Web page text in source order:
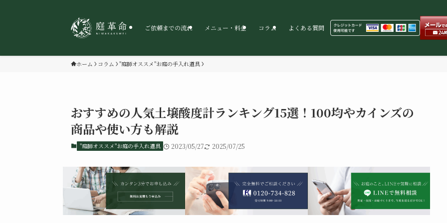
ご依頼までの流れ メニュー・料金 コラム よくある質問
ホーム コラム "庭師オススメ"お庭の手入れ道具
おすすめの人気土壌酸度計ランキング15選！100均やカインズの
商品や使い方も解説
"庭師オススメ"お庭の手入れ道具 2023/05/27 2025/07/25